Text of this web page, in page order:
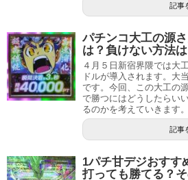
記事
パチンコ大工の源
は？負けない方法は
４月５日新宿界隈では大
ドルが導入されます。大
です。今回、この大工の
で勝つにはどうしたらい
るのかを考えていきます。
記事
1パチ甘デジおすす
打っても勝てる？